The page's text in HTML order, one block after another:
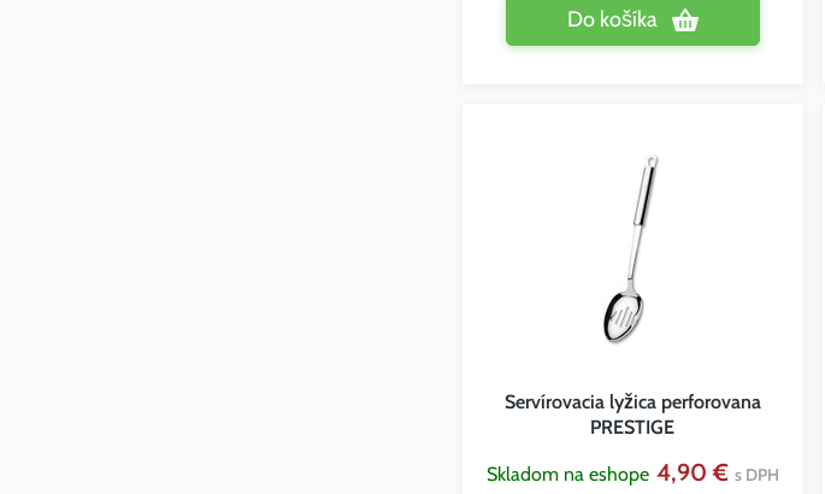
Do košíka
Servírovacia lyžica perforovana
PRESTIGE
Skladom na eshope 4,90 € s DPH